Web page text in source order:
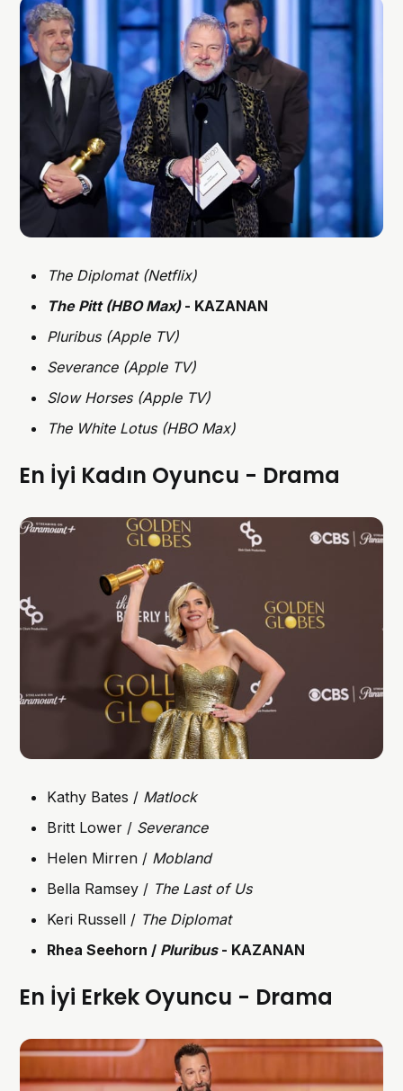
The Diplomat (Netflix)
The Pitt (HBO Max) - KAZANAN
Pluribus (Apple TV)
Severance (Apple TV)
Slow Horses (Apple TV)
The White Lotus (HBO Max)
En İyi Kadın Oyuncu - Drama
Kathy Bates / Matlock
Britt Lower / Severance
Helen Mirren / Mobland
Bella Ramsey / The Last of Us
Keri Russell / The Diplomat
Rhea Seehorn / Pluribus - KAZANAN
En İyi Erkek Oyuncu - Drama